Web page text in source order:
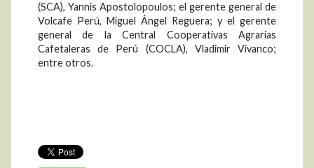
(SCA), Yannis Apostolopoulos; el gerente general de
Volcafe Perú, Miguel Ángel Reguera; y el gerente
general de la Central Cooperativas Agrarias
Cafetaleras de Perú (COCLA), Vladimir Vivanco;
entre otros.